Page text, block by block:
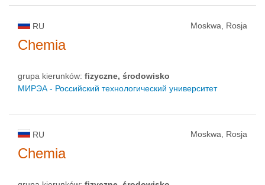
RU Moskwa, Rosja
Chemia
grupa kierunków: fizyczne, środowisko
МИРЭА - Российский технологический университет
RU Moskwa, Rosja
Chemia